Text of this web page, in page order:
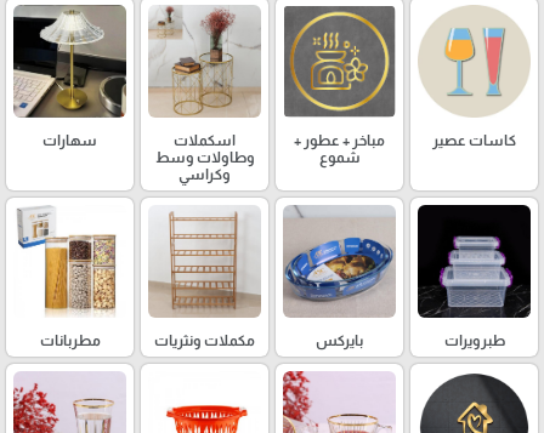
كاسات عصير
مباخر + عطور +
شموع
اسكملات
وطاولات وسط
وكراسي
سهارات
طبرويرات بايركس مكملات ونثريات مطربانات